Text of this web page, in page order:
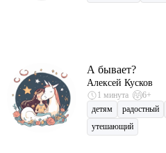
А бывает?
Алексей Кусков
1 минута
6+
детям
радостный
утешающий